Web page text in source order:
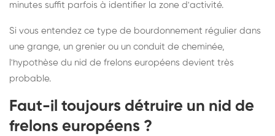
minutes suffit parfois à identifier la zone d'activité.
Si vous entendez ce type de bourdonnement régulier dans
une grange, un grenier ou un conduit de cheminée,
l'hypothèse du nid de frelons européens devient très
probable.
Faut-il toujours détruire un nid de
frelons européens ?